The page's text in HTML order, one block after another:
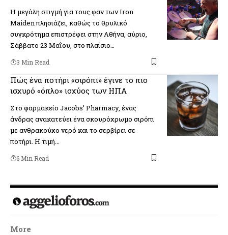
Η μεγάλη στιγμή για τους φαν των Iron
Maiden πλησιάζει, καθώς το θρυλικό
συγκρότημα επιστρέφει στην Αθήνα, αύριο,
Σάββατο 23 Μαΐου, στο πλαίσιο…
3 Min Read
Πώς ένα ποτήρι «σιρόπι» έγινε το πιο
ισχυρό «όπλο» ισχύος των ΗΠΑ
Στο φαρμακείο Jacobs’ Pharmacy, ένας
άνδρας ανακατεύει ένα σκουρόχρωμο σιρόπι
με ανθρακούχο νερό και το σερβίρει σε
ποτήρι. Η τιμή…
6 Min Read
More